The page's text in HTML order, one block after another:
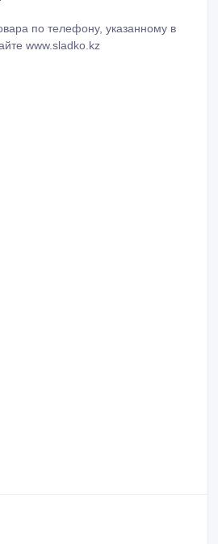
по телефону, указанному в
www.sladko.kz